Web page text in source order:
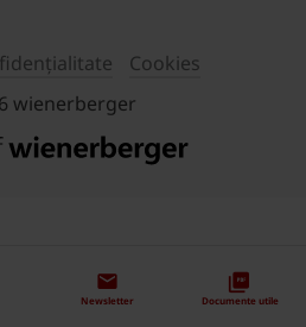
Newsletter Documente utile
Cookies
wienerberger